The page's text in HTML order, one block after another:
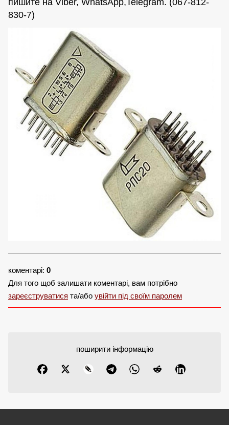
пишите на Viber, WhatsАpp,Telegram. (067-812-
830-7)
коментарі: 0
Для того щоб залишати коментарі, вам потрібно
зареєструватися та/або увійти під своїм паролем
поширити інформацію